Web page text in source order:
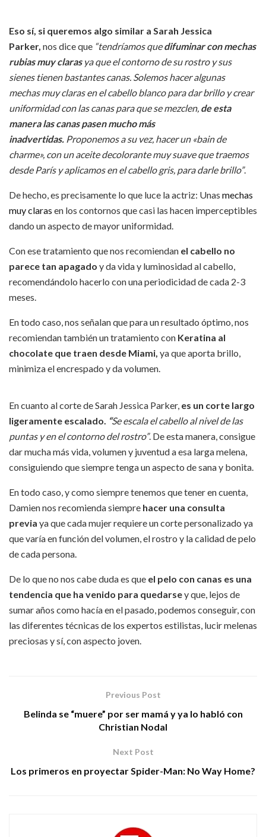
Eso sí, si queremos algo similar a Sarah Jessica
Parker, nos dice que “tendríamos quedifuminar con mechas
rubias muy clarasya que el contorno de su rostro y sus
sienes tienen bastantes canas. Solemos hacer algunas
mechas muy claras en el cabello blanco para dar brillo y crear
uniformidad con las canas para que se mezclen, de esta
manera las canas pasen mucho más
inadvertidas. Proponemos a su vez, hacer un «bain de
charme», con un aceite decolorante muy suave que traemos
desde París y aplicamos en el cabello gris, para darle brillo”.
De hecho, es precisamente lo que luce la actriz: Unas mechas
muy claras en los contornos que casi las hacen imperceptibles
dando un aspecto de mayor uniformidad.
Con ese tratamiento que nos recomiendan el cabello no
parece tan apagado y da vida y luminosidad al cabello,
recomendándolo hacerlo con una periodicidad de cada 2-3
meses.
En todo caso, nos señalan que para un resultado óptimo, nos
recomiendan también un tratamiento con Keratina al
chocolate que traen desde Miami, ya que aporta brillo,
minimiza el encrespado y da volumen.
En cuanto al corte de Sarah Jessica Parker, es un corte largo
ligeramente escalado. “Se escala el cabello al nivel de las
puntas y en el contorno del rostro”. De esta manera, consigue
dar mucha más vida, volumen y juventud a esa larga melena,
consiguiendo que siempre tenga un aspecto de sana y bonita.
En todo caso, y como siempre tenemos que tener en cuenta,
Damien nos recomienda siempre hacer una consulta
previa ya que cada mujer requiere un corte personalizado ya
que varía en función del volumen, el rostro y la calidad de pelo
de cada persona.
De lo que no nos cabe duda es que el pelo con canas es una
tendencia que ha venido para quedarsey que, lejos de
sumar años como hacía en el pasado, podemos conseguir, con
las diferentes técnicas de los expertos estilistas, lucir melenas
preciosas y sí, con aspecto joven.
Previous Post
Belinda se “muere” por ser mamá y ya lo habló con
Christian Nodal
Next Post
Los primeros en proyectar Spider-Man: No Way Home?